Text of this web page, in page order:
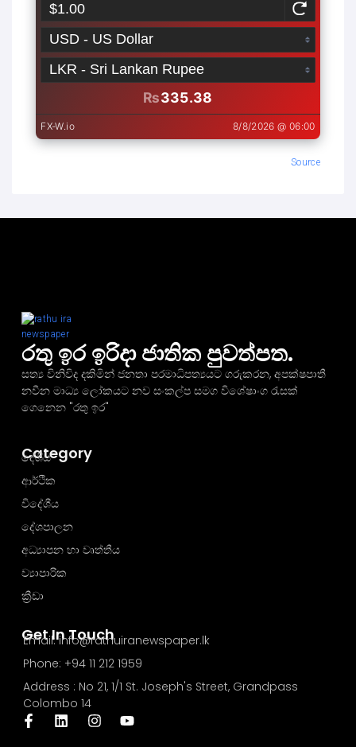
Source
රතු ඉර ඉරිදා ජාතික පුවත්පත.
සත්‍ය විනිවිද දකිමින් ජනතා පරමාධිපත්‍යයට ගරුකරන, අපක්ෂපාතී
නවීන මාධ්‍ය ලෝකයට නව සංකල්ප සමග විශේෂාංග රැසක්
ගෙනෙන "රතු ඉර"
Get In Touch
Email: info@rathuiranewspaper.lk
Phone: +94 11 212 1959
Address : No 21, 1/1 St. Joseph's Street, Grandpass
Colombo 14
Category
දේශීය
ආර්ථික
විදේශීය
දේශපාලන
අධ්‍යාපන හා වෘත්තීය
ව්‍යාපාරික
ක්‍රීඩා